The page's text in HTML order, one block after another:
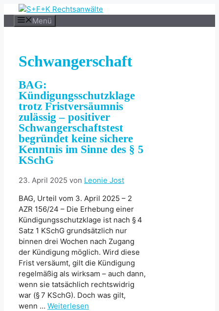
Inhalt
springen
Menü
Schwangerschaft
BAG:
Kündigungsschutzklage
trotz Fristversäumnis
zulässig – positiver
Schwangerschaftstest
begründet keine sichere
Kenntnis im Sinne des § 5
KSchG
23. April 2025 von Leonie Jost
BAG, Urteil vom 3. April 2025 – 2
AZR 156/24 – Die Erhebung einer
Kündigungsschutzklage ist nach § 4
Satz 1 KSchG grundsätzlich nur
binnen drei Wochen nach Zugang
der Kündigung möglich. Wird diese
Frist versäumt, gilt die Kündigung
regelmäßig als wirksam – auch dann,
wenn sie tatsächlich rechtswidrig
war (§ 7 KSchG). Doch was gilt,
wenn … Weiterlesen